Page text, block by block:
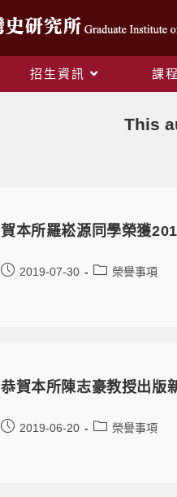
招生資訊 課
This
賀本所羅崧源同學榮獲
2019-07-30 榮譽事項
恭賀本所陳志豪教授出版
2019-06-20 榮譽事項